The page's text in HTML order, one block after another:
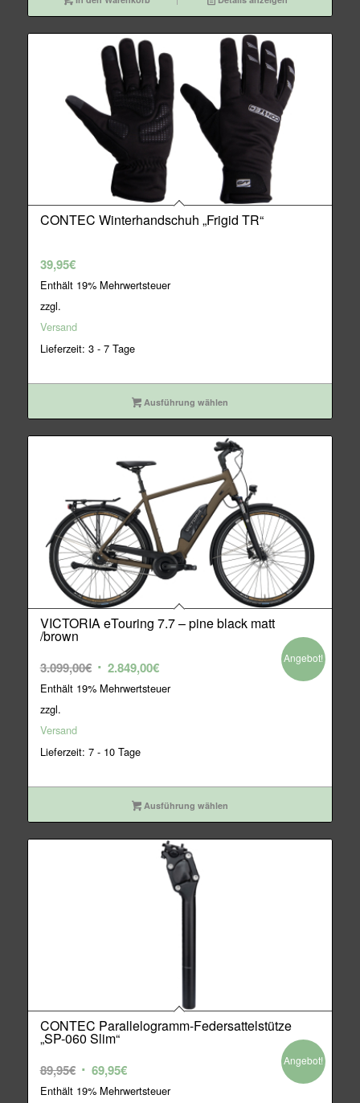
CONTEC Winterhandschuh „Frigid TR“
39,95€
Enthält 19% Mehrwertsteuer
zzgl.
Versand
Lieferzeit: 3 - 7 Tage
Ausführung wählen
VICTORIA eTouring 7.7 – pine black matt
/brown
3.099,00€ Ursprünglicher
Preis
2.849,00€Aktueller
Preis
Enthält 19% Mehrwertsteuer
zzgl.
Versand
Lieferzeit: 7 - 10 Tage
Angebot!
Ausführung wählen
CONTEC Parallelogramm-Federsattelstütze
„SP-060 Slim“
89,95€ Ursprünglicher
Preis
69,95€Aktueller
Preis
Enthält 19% Mehrwertsteuer
Angebot!